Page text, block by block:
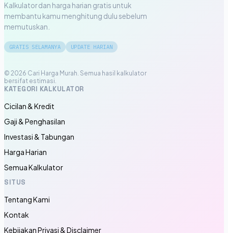
Kalkulator dan harga harian gratis untuk
membantu kamu menghitung dulu sebelum
memutuskan.
GRATIS SELAMANYA UPDATE HARIAN
© 2026 Cari Harga Murah. Semua hasil kalkulator
bersifat estimasi.
KATEGORI KALKULATOR
Cicilan & Kredit
Gaji & Penghasilan
Investasi & Tabungan
Harga Harian
Semua Kalkulator
SITUS
Tentang Kami
Kontak
Kebijakan Privasi & Disclaimer